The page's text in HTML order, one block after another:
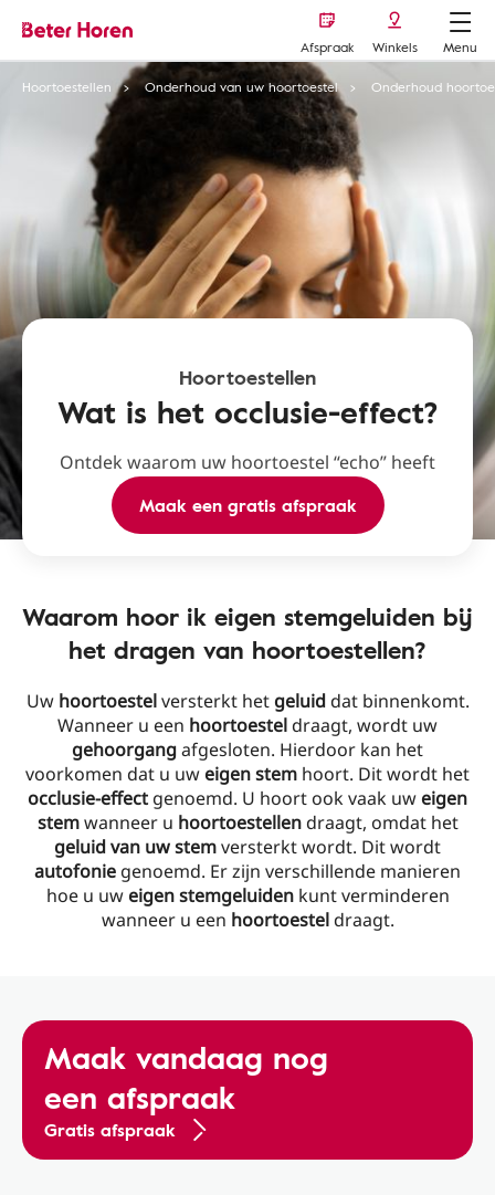
Afspraak Winkels
Menu
Hoortoestellen
Onderhoud van uw hoortoestel Onderhoud
Hoortoestellen
Wat is het occlusie-effect?
Ontdek waarom uw hoortoestel “echo” heeft
Maak een gratis afspraak
Waarom hoor ik eigen stemgeluiden bij
het dragen van hoortoestellen?
Uw hoortoestelversterkt hetgeluiddat binnenkomt.
Wanneer u een hoortoesteldraagt, wordt uw
gehoorgangafgesloten. Hierdoor kan het
voorkomen dat u uw eigen stem hoort. Dit wordt het
occlusie-effect genoemd. U hoort ook vaak uw eigen
stemwanneer u hoortoestellendraagt, omdat het
geluid van uw stemversterkt wordt. Dit wordt
autofonie genoemd. Er zijn verschillende manieren
hoe u uw eigen stemgeluidenkunt verminderen
wanneer u een hoortoesteldraagt.
Maak vandaag nog
een afspraak
Gratis afspraak